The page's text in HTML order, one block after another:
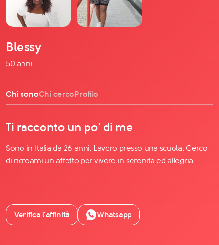
Blessy
50 anni
Chi sonoChi cercoProfilo
Ti racconto un po' di me
Sono in Italia da 26 anni. Lavoro presso una scuola. Cerco
di ricreami un affetto per vivere in serenità ed allegria.
Verifica l’affinità Whatsapp